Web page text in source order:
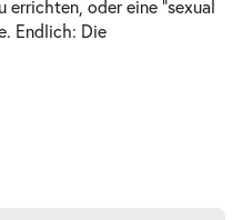
oder eine ”sexual
Endlich: Die